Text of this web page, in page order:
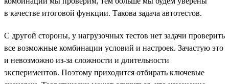
в качестве итоговой функции. Такова задача автотестов.
С другой стороны, у нагрузочных тестов нет задачи проверить
все возможные комбинации условий и настроек. Зачастую это
и невозможно из-за сложности и длительности
экспериментов. Поэтому приходится отбирать ключевые